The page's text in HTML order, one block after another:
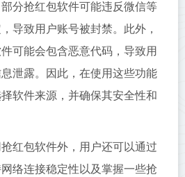
分抢红包软件可能违反微信等
导致用户账号被封禁。此外，
可能会包含恶意代码，导致用
泄露。因此，在使用这些功能
软件来源，并确保其安全性和
红包软件外，用户还可以通过
络连接稳定性以及掌握一些抢